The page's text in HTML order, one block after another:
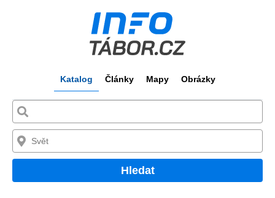
Katalog Články Mapy Obrázky
Hledat